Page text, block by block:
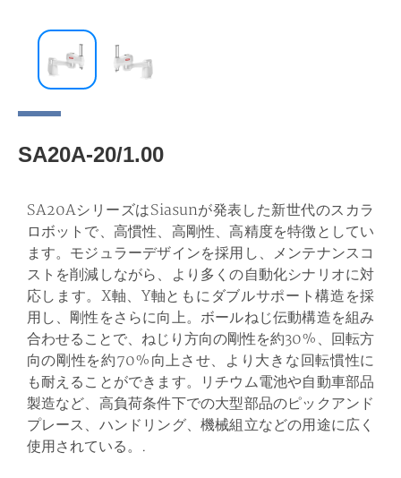
SA20A-20/1.00
SA20AシリーズはSiasunが発表した新世代のスカラ
ロボットで、高慣性、高剛性、高精度を特徴としてい
ます。モジュラーデザインを採用し、メンテナンスコ
ストを削減しながら、より多くの自動化シナリオに対
応します。X軸、Y軸ともにダブルサポート構造を採
用し、剛性をさらに向上。ボールねじ伝動構造を組み
合わせることで、ねじり方向の剛性を約30%、回転方
向の剛性を約70%向上させ、より大きな回転慣性に
も耐えることができます。リチウム電池や自動車部品
製造など、高負荷条件下での大型部品のピックアンド
プレース、ハンドリング、機械組立などの用途に広く
使用されている。.